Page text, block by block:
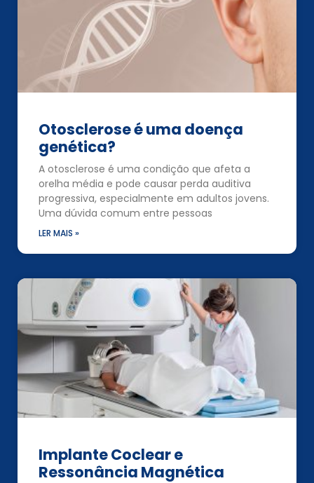
Otosclerose é uma doença
genética?
A otosclerose é uma condição que afeta a
orelha média e pode causar perda auditiva
progressiva, especialmente em adultos jovens.
Uma dúvida comum entre pessoas
LER MAIS »
Implante Coclear e
Ressonância Magnética